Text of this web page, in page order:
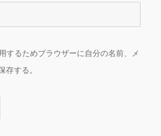
するためブラウザーに自分の名前、メ
存する。